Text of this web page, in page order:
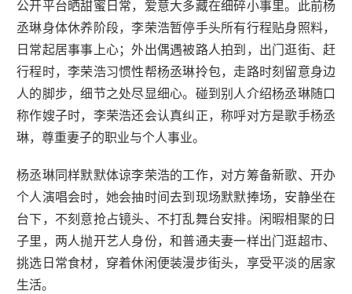
公开平台晒甜蜜日常，爱意大多藏在细碎小事里。此前杨
丞琳身体休养阶段，李荣浩暂停手头所有行程贴身照料，
日常起居事事上心；外出偶遇被路人拍到，出门逛街、赶
行程时，李荣浩习惯性帮杨丞琳拎包，走路时刻留意身边
人的脚步，细节之处尽显细心。碰到别人介绍杨丞琳随口
称作嫂子时，李荣浩还会认真纠正，称呼对方是歌手杨丞
琳，尊重妻子的职业与个人事业。
杨丞琳同样默默体谅李荣浩的工作，对方筹备新歌、开办
个人演唱会时，她会抽时间去到现场默默捧场，安静坐在
台下，不刻意抢占镜头、不打乱舞台安排。闲暇相聚的日
子里，两人抛开艺人身份，和普通夫妻一样出门逛超市、
挑选日常食材，穿着休闲便装漫步街头，享受平淡的居家
生活。